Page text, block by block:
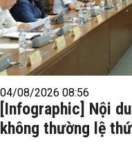
04/08/2026 08:56
[Infographic] Nội
không thường lệ